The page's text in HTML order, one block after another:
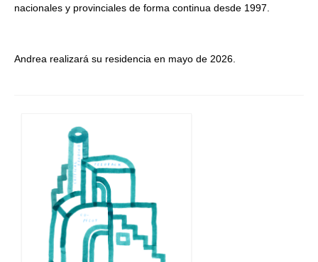
nacionales y provinciales de forma continua desde 1997.
Andrea realizará su residencia en mayo de 2026.